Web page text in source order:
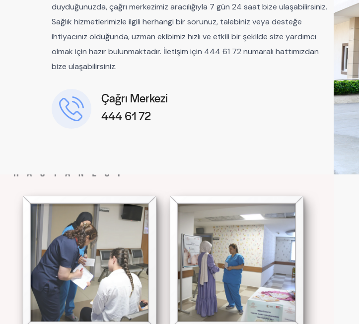
duyduğunuzda, çağrı merkezimiz aracılığıyla 7 gün 24 saat bize ulaşabilirsiniz.
Sağlık hizmetlerimizle ilgili herhangi bir sorunuz, talebiniz veya desteğe
ihtiyacınız olduğunda, uzman ekibimiz hızlı ve etkili bir şekilde size yardımcı
olmak için hazır bulunmaktadır. İletişim için 444 61 72 numaralı hattımızdan
bize ulaşabilirsiniz.
Çağrı Merkezi
444 61 72